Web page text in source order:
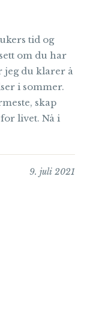
tid og
om du har
jeg du klarer å
i sommer.
skap
livet. Nå i
9. juli 2021